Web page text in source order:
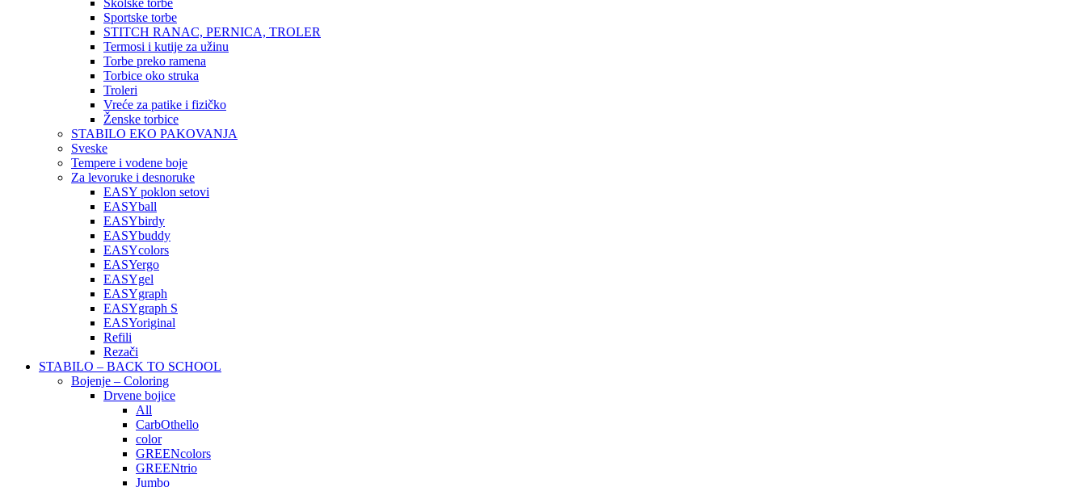
Školske torbe
Sportske torbe
STITCH RANAC, PERNICA, TROLER
Termosi i kutije za užinu
Torbe preko ramena
Torbice oko struka
Troleri
Vreće za patike i fizičko
Ženske torbice
STABILO EKO PAKOVANJA
Sveske
Tempere i vodene boje
Za levoruke i desnoruke
EASY poklon setovi
EASYball
EASYbirdy
EASYbuddy
EASYcolors
EASYergo
EASYgel
EASYgraph
EASYgraph S
EASYoriginal
Refili
Rezači
STABILO – BACK TO SCHOOL
Bojenje – Coloring
Drvene bojice
All
CarbOthello
color
GREENcolors
GREENtrio
Jumbo